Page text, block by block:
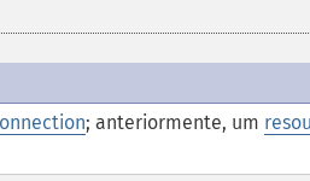
; anteriormente, um